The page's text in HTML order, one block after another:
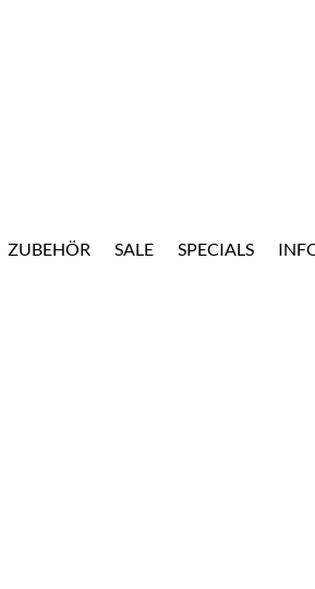
ZUBEHÖR SALE SPECIALS